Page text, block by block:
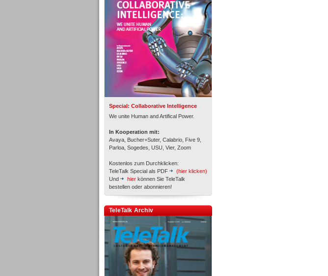
Special: Collaborative Intelligence
We unite Human and Artifical Power.
In Kooperation mit:
Avaya, Bucher+Suter, Calabrio, Five 9,
Parloa, Sogedes, USU, Vier, Zoom
Kostenlos zum Durchklicken:
TeleTalk Special als PDF
(hier klicken)
Und
hier können Sie TeleTalk
bestellen oder abonnieren!
TeleTalk Archiv
Personal
Inbound
Inbound